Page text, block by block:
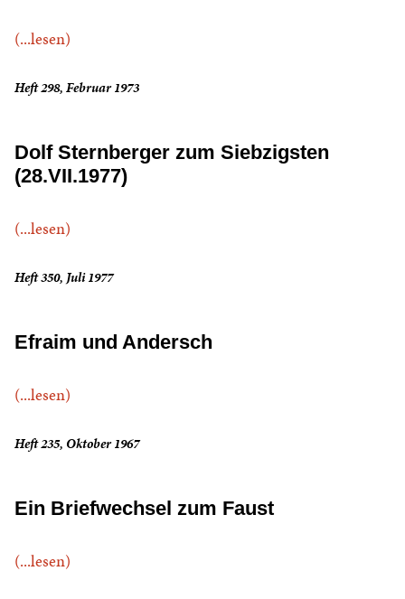
(...lesen)
Heft 298, Februar 1973
Dolf Sternberger zum Siebzigsten
(28.VII.1977)
(...lesen)
Heft 350, Juli 1977
Efraim und Andersch
(...lesen)
Heft 235, Oktober 1967
Ein Briefwechsel zum Faust
(...lesen)